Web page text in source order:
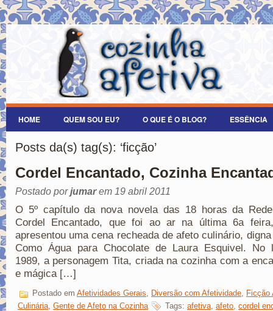
HOME QUEM SOU EU? O QUE É O BLOG? ESSÊNCIA
Posts da(s) tag(s): ‘ficção’
Cordel Encantado, Cozinha
Postado porjumarem 19 abril 2011
O 5º capítulo da nova novela das 18 horas da
Cordel Encantado, que foi ao ar na última 6a
apresentou uma cena recheada de afeto culinário,
Como Água para Chocolate de Laura Esquivel. No
1989, a personagem Tita, criada na cozinha com a
e mágica […]
Postado em Afetividades Gerais, Diversão com Afetividade, Ficção
Culinária Gente de Afeto na Cozinha Tags: afetiva afeto cordel